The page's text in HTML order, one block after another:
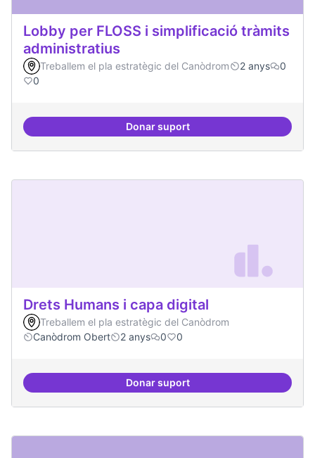
Lobby per FLOSS i simplificació tràmits
administratius
Treballem el pla estratègic del Canòdrom 2 anys
0
0
Donar suportLobby per FLOSS i
Drets Humans i capa digital
Treballem el pla estratègic del Canòdrom
Canòdrom Obert
2 anys 0 0
Donar suportDrets Humans i capa digital